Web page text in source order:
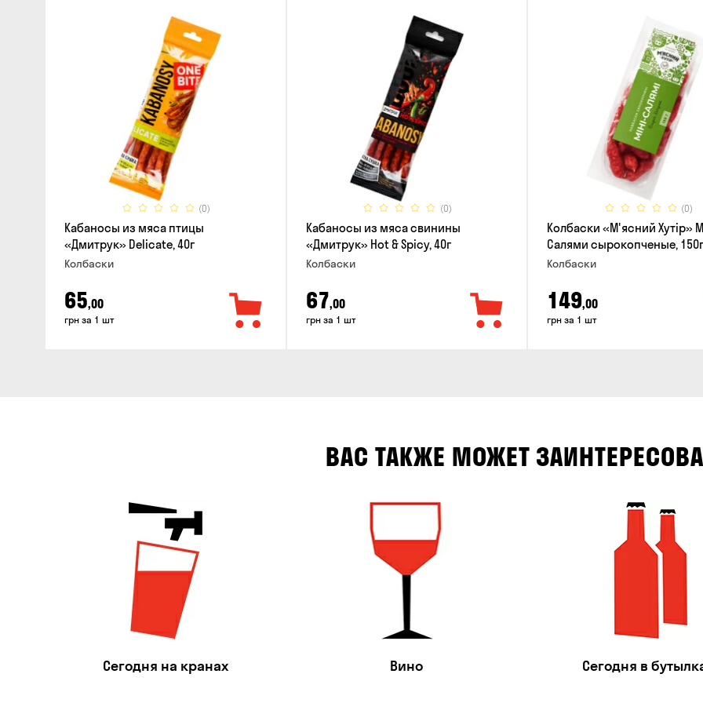
(0)
Кабаносы из мяса птицы
«Дмитрук» Delicate, 40г
Колбаски
65,00
грн за 1 шт
(0)
Кабаносы из мяса свинины
«Дмитрук» Hot & Spicy, 40г
Колбаски
67,00
грн за 1 шт
(0)
Колбаски «М'ясний Хутір»
Салями сырокопченые, 150г
Колбаски
149,00
грн за 1 шт
ВАС ТАКЖЕ МОЖЕТ
Сегодня на кранах Вино Сегодня в